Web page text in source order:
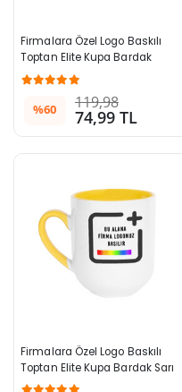
Firmalara Özel Logo Baskılı
Toptan Elite Kupa Bardak
Beyaz 996+ Adet
%60 119,98
74,99 TL
Firmalara Özel Logo Baskılı
Toptan Elite Kupa Bardak Sarı
996+ Adet